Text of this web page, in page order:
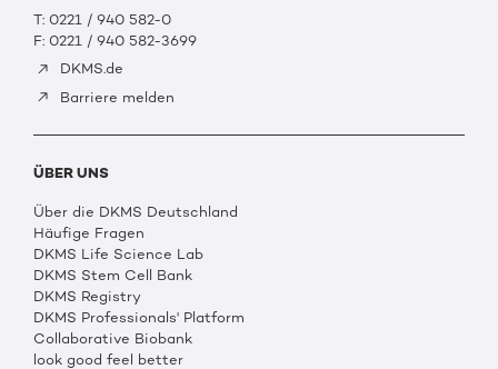
T: 0221 / 940 582-0
F: 0221 / 940 582-3699
DKMS.de
Barriere melden
ÜBER UNS
Über die DKMS Deutschland
Häufige Fragen
DKMS Life Science Lab
DKMS Stem Cell Bank
DKMS Registry
DKMS Professionals' Platform
Collaborative Biobank
look good feel better